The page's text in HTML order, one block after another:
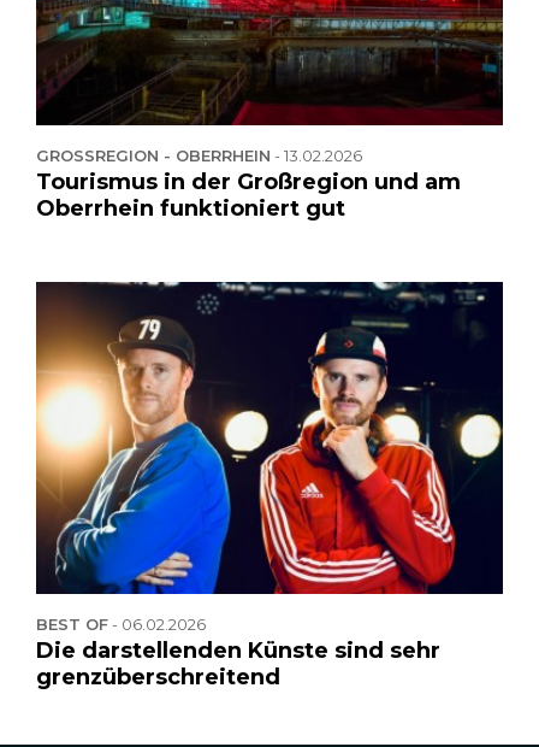
GROSSREGION - OBERRHEIN -13.02.2026
Tourismus in der Großregion und am
Oberrhein funktioniert gut
BEST OF- 06.02.2026
Die darstellenden Künste sind sehr
grenzüberschreitend